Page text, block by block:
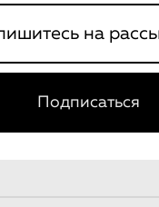
Подписаться